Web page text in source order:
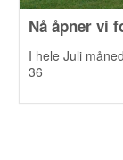
Nå åpner vi
I hele Juli
36